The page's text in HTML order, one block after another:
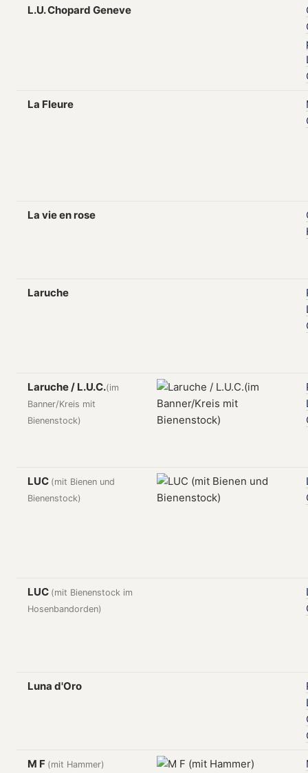
L.U. Chopard Geneve
La Fleure
La vie en rose
Laruche
Laruche / L.U.C.(im
Banner/Kreis mit
Bienenstock)
LUC (mit Bienen und
Bienenstock)
LUC (mit Bienenstock im
Hosenbandorden)
Luna d'Oro
M F (mit Hammer)